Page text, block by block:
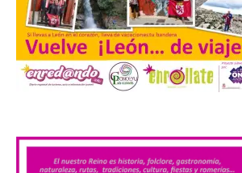
7 Ago 2026
Durante los días 1 y 2 de
agosto, tanto el público
infantil como el adulto
en el polideportivo municipal, con pases
de mañana dedicados preferentemente al
público infantil y, el resto del […]